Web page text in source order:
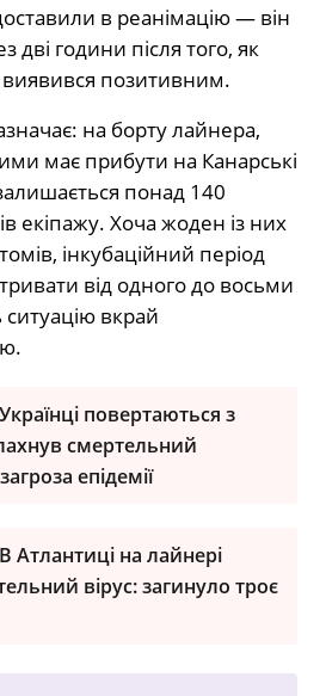
в реанімацію — він
дві години після того, як
виявився позитивним.
на борту лайнера,
має прибути на Канарські
понад 140
екіпажу. Хоча жоден із них
інкубаційний період
від одного до восьми
вкрай
Українці повертаються з
смертельний
епідемії
В Атлантиці на лайнері
вірус: загинуло троє